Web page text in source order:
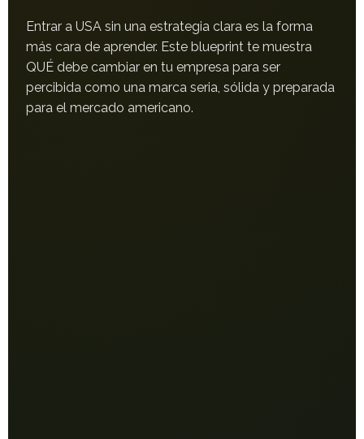
Entrar a USA sin una estrategia clara es la forma
más cara de aprender. Este blueprint te muestra
QUÉ debe cambiar en tu empresa para ser
percibida como una marca seria, sólida y preparada
para el mercado americano.